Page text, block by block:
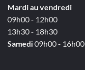
Mardi au vendredi
09h00 - 12h00
13h30 - 18h30
Samedi09h00 - 16h00